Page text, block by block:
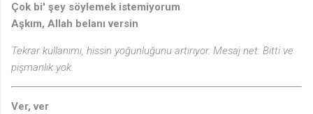
Çok bi' şey söylemek istemiyorum
Aşkım, Allah belanı versin
Tekrar kullanımı, hissin yoğunluğunu artırıyor. Mesaj net: Bitti ve
pişmanlık yok.
Ver, ver